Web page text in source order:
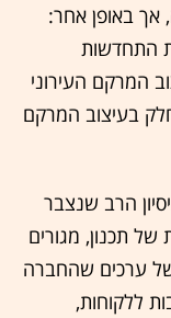
אך באופן אחר:
התחדשות
המרקם העירוני
חלק בעיצוב המרקם
הרב שנצבר
תכנון, מגורים
של ערכים שהחברה
ללקוחות,